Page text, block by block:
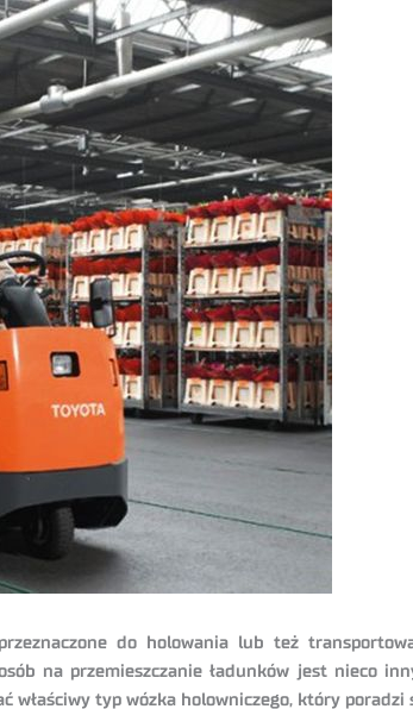
do holowania lub też
na przemieszczanie ładunków jest nieco
właściwy typ wózka holowniczego, który poradzi